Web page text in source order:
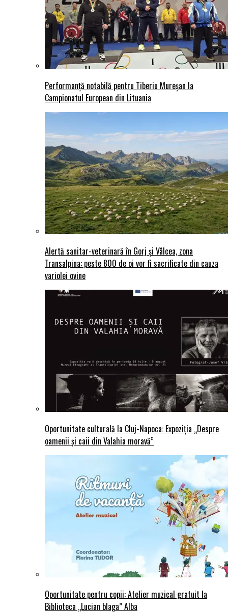
Performanță notabilă pentru Tiberiu Mureșan la
Campionatul European din Lituania
Alertă sanitar-veterinară în Gorj și Vâlcea, zona
Transalpina: peste 800 de oi vor fi sacrificate din cauza
variolei ovine
Oportunitate culturală la Cluj-Napoca: Expoziția „Despre
oamenii și caii din Valahia moravă”
Oportunitate pentru copii: Atelier muzical gratuit la
Biblioteca „Lucian blaga” Alba